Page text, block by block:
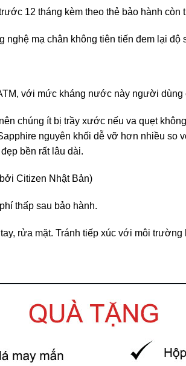
12 tháng kèm theo thẻ bảo hành còn
mạ chân không tiên tiến đem lại độ
với mức kháng nước này người
chúng ít bị trầy xước nếu va quẹt
nguyên khối dễ vỡ hơn nhiều so
bền rất lâu dài.
Citizen Nhật Bản)
thấp sau bảo hành.
rửa mặt. Tránh tiếp xúc với môi trường